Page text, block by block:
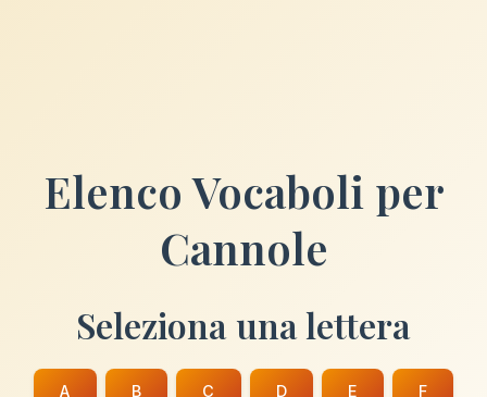
Elenco Vocaboli per
Cannole
Seleziona una lettera
A B C D E F